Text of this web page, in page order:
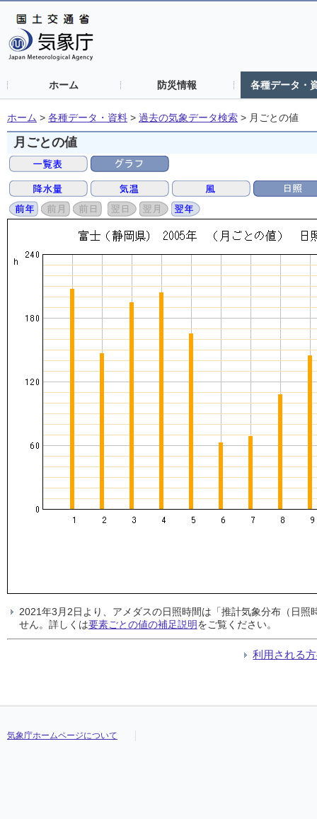
ホーム 防災情報 各種データ・
ホーム > 各種データ・資料 > 過去の気象データ検索 > 月ごとの値
月ごとの値
2021年3月2日より、アメダスの日照時間は「推計気象分布（日
せん。詳しくは要素ごとの値の補足説明をご覧ください。
利用される
気象庁ホームページについて